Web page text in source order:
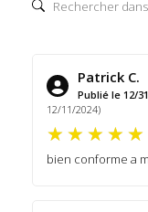
Patrick C.
Publié le 12/
12/11/2024)
bien conforme a